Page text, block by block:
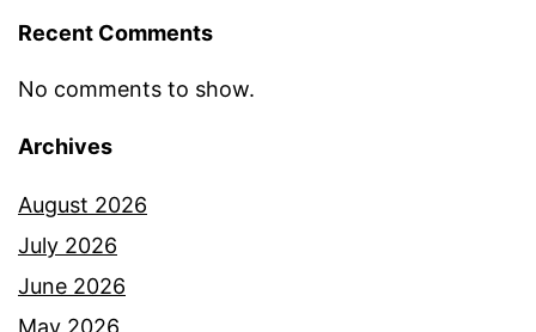
a
l
m
S
p
m
,
Recent Comments
No comments to show.
Archives
August 2026
July 2026
June 2026